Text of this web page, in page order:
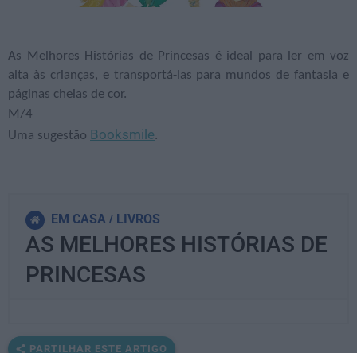
As Melhores Histórias de Princesas é ideal para ler em voz
alta às crianças, e transportá-las para mundos de fantasia e
páginas cheias de cor.
M/4
Uma sugestão Booksmile.
EM CASA LIVROS
AS MELHORES HISTÓRIAS DE
PRINCESAS
PARTILHAR ESTE ARTIGO